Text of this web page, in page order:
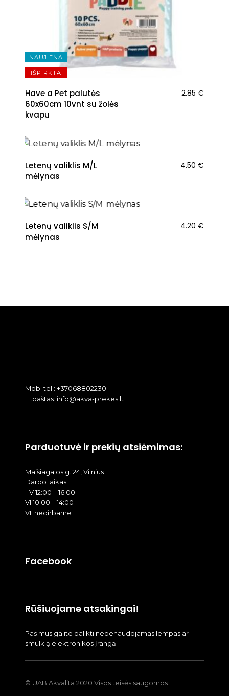
NAUJIENA
IŠPIRKTA
Have a Pet palutės
60x60cm 10vnt su žolės
kvapu
2.85 €
Letenų valiklis M/L
mėlynas
4.50 €
Letenų valiklis S/M
mėlynas
4.20 €
Mob. tel.: +37068802230
El.paštas: info@akva-prekes.lt
Parduotuvė ir prekių atsiėmimas:
Maišiagalos g. 24, Vilnius
Darbo laikas:
I-V 12:00 – 16:00
VI 10:00 – 14:00
VII nedirbame
Facebook
Rūšiuojame atsakingai!
Pas mus galite palikti nebenaudojamas lempas ar
smulkią elektronikos įrangą.
© UAB Akvalita 2020 Visos teisės saugomos